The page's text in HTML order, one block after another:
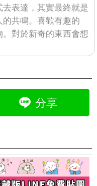
表達，其實最終就是
共鳴。喜歡有趣的
對於新奇的東西會想
分享